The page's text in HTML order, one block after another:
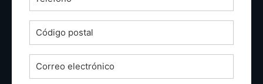
Código
postal
*Correo
electrónico